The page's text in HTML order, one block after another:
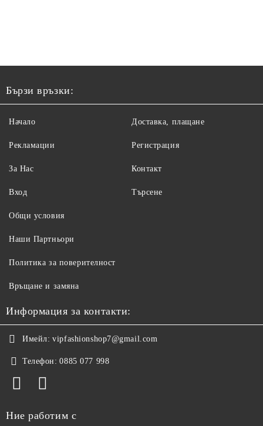
Бързи връзки:
Начало
Рекламации
За Нас
Вход
Доставка, плащане
Регистрация
Контакт
Търсене
Общи условия
Наши Партньори
Политика за поверителност
Връщане и замяна
Информация за контакти:
Имейл: vipfashionshop7@gmail.com
Телефон: 0885 077 998
Ние работим с